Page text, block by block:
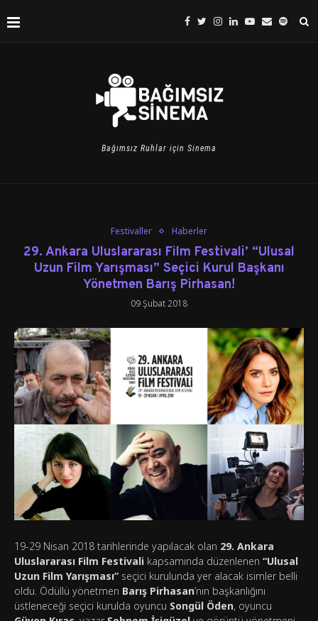
Bağımsız Ruhlar için Sinema
Festivaller Haberler
29. Ankara Uluslararası Film Festivali’ “Ulusal
Uzun Film Yarışması” Seçici Kurul Başkanı
Yönetmen Barış Pirhasan!
09 Şubat 2018
19-29 Nisan 2018 tarihlerinde yapılacak olan 29. Ankara
Uluslararası Film Festivali kapsamında düzenlenen “Ulusal
Uzun Film Yarışması” seçici kurulunda yer alacak isimler belli
oldu. Ödüllü yönetmen Barış Pirhasan‘nın başkanlığını
üstleneceği seçici kurulda oyuncu Songül Öden, oyuncu